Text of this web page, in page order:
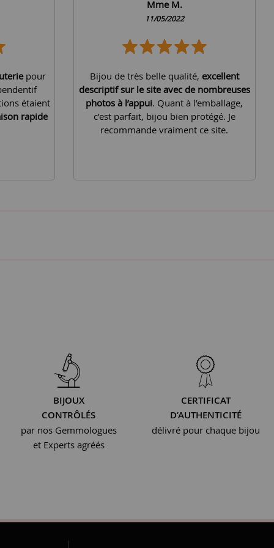
pour
étaient
rapide
Mme M.
11/05/2022
Bijou de très belle qualité, excellent
descriptif sur le site avec de nombreuses
photos à l’appui. Quant à l’emballage,
c’est parfait, bijou bien protégé. Je
recommande vraiment ce site.
BIJOUX
CONTRÔLÉS
par nos Gemmologues
et Experts agréés
CERTIFICAT
D’AUTHENTICITÉ
délivré pour chaque bijou